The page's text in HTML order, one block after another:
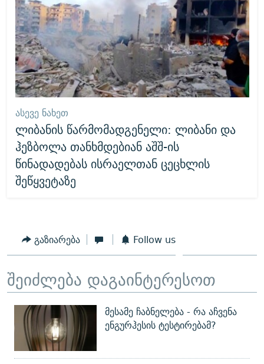
ᲐᲡᲔᲕᲔ ᲜᲐᲮᲔᲗ
ლიბანის წარმომადგენელი: ლიბანი და
ჰეზბოლა თანხმდებიან აშშ-ის
წინადადებას ისრაელთან ცეცხლის
შეწყვეტაზე
გაზიარება Follow us
შეიძლება დაგაინტერესოთ
მესამე ჩაბნელება - რა აჩვენა
ენგურჰესის ტესტირებამ?